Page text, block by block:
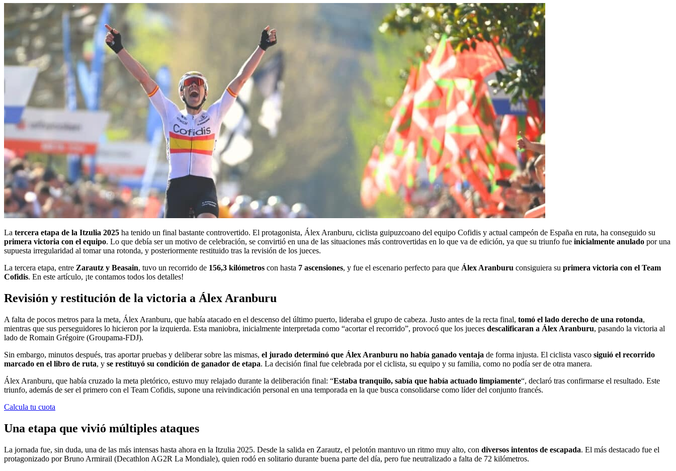
La tercera etapa de la Itzulia 2025 ha tenido un final bastante controvertido. El protagonista, Álex Aranburu, ciclista guipuzcoano del equipo Cofidis y actual campeón de España en ruta, ha conseguido su
primera victoria con el equipo. Lo que debía ser un motivo de celebración, se convirtió en una de las situaciones más controvertidas en lo que va de edición, ya que su triunfo fue inicialmente anulado por una
supuesta irregularidad al tomar una rotonda, y posteriormente restituido tras la revisión de los jueces.
La tercera etapa, entre Zarautz y Beasain, tuvo un recorrido de 156,3 kilómetros con hasta 7 ascensiones, y fue el escenario perfecto para que Álex Aranburu consiguiera su primera victoria con el Team
Cofidis. En este artículo, ¡te contamos todos los detalles!
Revisión y restitución de la victoria a Álex Aranburu
A falta de pocos metros para la meta, Álex Aranburu, que había atacado en el descenso del último puerto, lideraba el grupo de cabeza. Justo antes de la recta final, tomó el lado derecho de una rotonda,
mientras que sus perseguidores lo hicieron por la izquierda. Esta maniobra, inicialmente interpretada como “acortar el recorrido”, provocó que los jueces descalificaran a Álex Aranburu, pasando la victoria al
lado de Romain Grégoire (Groupama-FDJ).
Sin embargo, minutos después, tras aportar pruebas y deliberar sobre las mismas, el jurado determinó que Álex Aranburu no había ganado ventaja de forma injusta. El ciclista vasco siguió el recorrido
marcado en el libro de ruta, y se restituyó su condición de ganador de etapa. La decisión final fue celebrada por el ciclista, su equipo y su familia, como no podía ser de otra manera.
Álex Aranburu, que había cruzado la meta pletórico, estuvo muy relajado durante la deliberación final: “Estaba tranquilo, sabía que había actuado limpiamente“, declaró tras confirmarse el resultado. Este
triunfo, además de ser el primero con el Team Cofidis, supone una reivindicación personal en una temporada en la que busca consolidarse como líder del conjunto francés.
Calcula tu cuota
Una etapa que vivió múltiples ataques
La jornada fue, sin duda, una de las más intensas hasta ahora en la Itzulia 2025. Desde la salida en Zarautz, el pelotón mantuvo un ritmo muy alto, con diversos intentos de escapada. El más destacado fue el
protagonizado por Bruno Armirail (Decathlon AG2R La Mondiale), quien rodó en solitario durante buena parte del día, pero fue neutralizado a falta de 72 kilómetros.